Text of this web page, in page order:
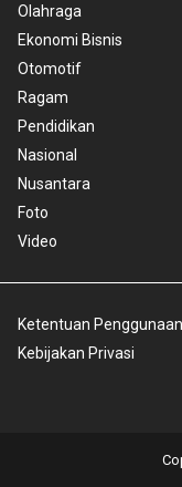
Olahraga
Ekonomi Bisnis
Otomotif
Ragam
Pendidikan
Nasional
Nusantara
Foto
Video
Ketentuan Penggunaan
Kebijakan Privasi